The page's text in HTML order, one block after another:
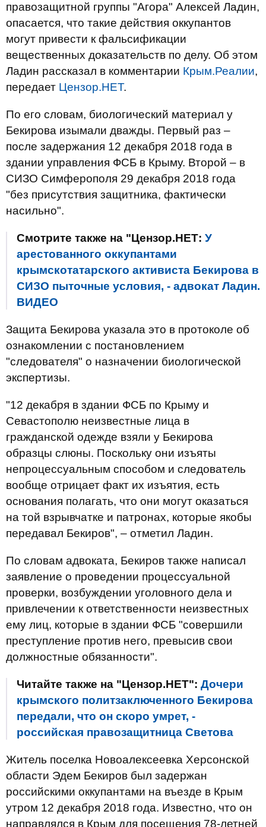
правозащитной группы "Агора" Алексей Ладин,
опасается, что такие действия оккупантов
могут привести к фальсификации
вещественных доказательств по делу. Об этом
Ладин рассказал в комментарии Крым.Реалии,
передает Цензор.НЕТ.
По его словам, биологический материал у
Бекирова изымали дважды. Первый раз –
после задержания 12 декабря 2018 года в
здании управления ФСБ в Крыму. Второй – в
СИЗО Симферополя 29 декабря 2018 года
"без присутствия защитника, фактически
насильно".
Смотрите также на "Цензор.НЕТ: У
арестованного оккупантами
крымскотатарского активиста Бекирова в
СИЗО пыточные условия, - адвокат Ладин.
ВИДЕО
Защита Бекирова указала это в протоколе об
ознакомлении с постановлением
"следователя" о назначении биологической
экспертизы.
"12 декабря в здании ФСБ по Крыму и
Севастополю неизвестные лица в
гражданской одежде взяли у Бекирова
образцы слюны. Поскольку они изъяты
непроцессуальным способом и следователь
вообще отрицает факт их изъятия, есть
основания полагать, что они могут оказаться
на той взрывчатке и патронах, которые якобы
передавал Бекиров", – отметил Ладин.
По словам адвоката, Бекиров также написал
заявление о проведении процессуальной
проверки, возбуждении уголовного дела и
привлечении к ответственности неизвестных
ему лиц, которые в здании ФСБ "совершили
преступление против него, превысив свои
должностные обязанности".
Читайте также на "Цензор.НЕТ": Дочери
крымского политзаключенного Бекирова
передали, что он скоро умрет, -
российская правозащитница Светова
Житель поселка Новоалексеевка Херсонской
области Эдем Бекиров был задержан
российскими оккупантами на въезде в Крым
утром 12 декабря 2018 года. Известно, что он
направлялся в Крым для посещения 78-летней